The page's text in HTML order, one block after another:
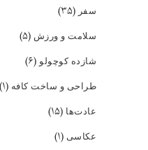
سفر (۳۵)
سلامت و ورزش (۵)
شازده کوچولو(۶)
طراحی و ساخت کافه (۱)
عادت‌ها (۱۵)
عکاسی (۱)